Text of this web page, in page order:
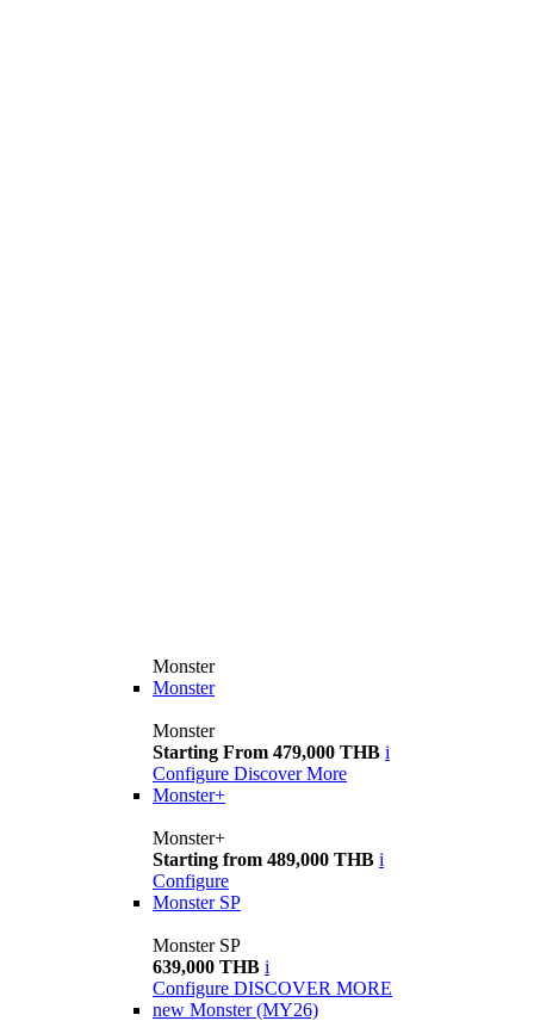
Monster
Monster
Monster
Starting From 479,000 THB i
Configure Discover More
Monster+
Monster+
Starting from 489,000 THB i
Configure
Monster SP
Monster SP
639,000 THB i
Configure DISCOVER MORE
new Monster (MY26)